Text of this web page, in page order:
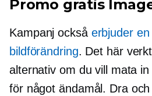
Promo gratis
Kampanj också erbjuder
bildförändring. Det här
alternativ om du vill mata
för något ändamål. Dra